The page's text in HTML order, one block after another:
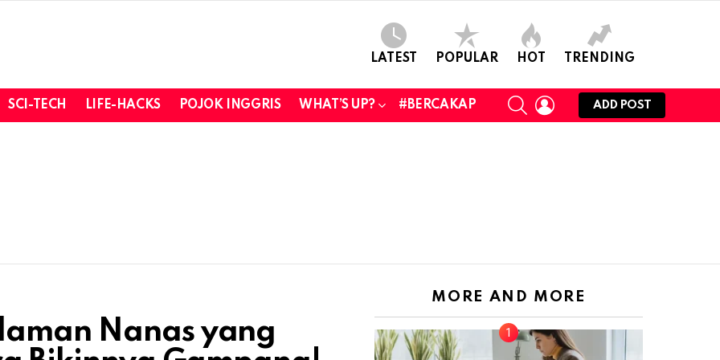
LATEST POPULAR HOT TRENDING
SCI-TECH LIFE-HACKS POJOK INGGRIS WHAT’S UP? #BERCAKAP
SEARCHLOGIN
ADD POST
Nanas yang
MORE AND MORE